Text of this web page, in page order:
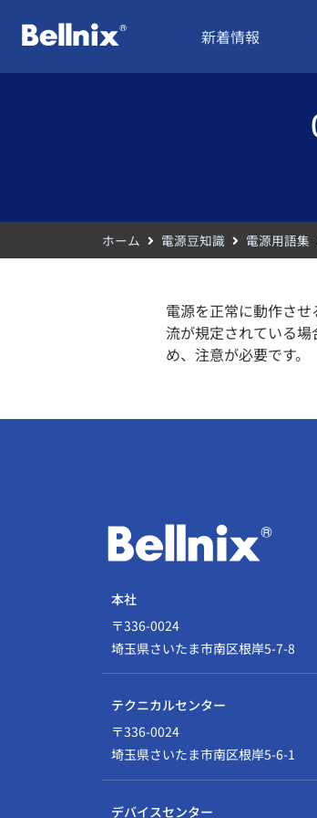
新着情報
ホーム 電源豆知識 電源用語集
電源を正常に動作さ
流が規定されている
め、注意が必要です。
本社
〒336-0024
埼玉県さいたま市南区根岸5-7-8
テクニカルセンター
〒336-0024
埼玉県さいたま市南区根岸5-6-1
デバイスセンター